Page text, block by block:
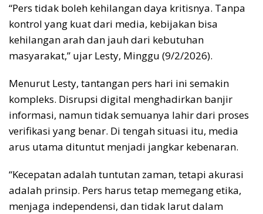
“Pers tidak boleh kehilangan daya kritisnya. Tanpa
kontrol yang kuat dari media, kebijakan bisa
kehilangan arah dan jauh dari kebutuhan
masyarakat,” ujar Lesty, Minggu (9/2/2026).
Menurut Lesty, tantangan pers hari ini semakin
kompleks. Disrupsi digital menghadirkan banjir
informasi, namun tidak semuanya lahir dari proses
verifikasi yang benar. Di tengah situasi itu, media
arus utama dituntut menjadi jangkar kebenaran.
“Kecepatan adalah tuntutan zaman, tetapi akurasi
adalah prinsip. Pers harus tetap memegang etika,
menjaga independensi, dan tidak larut dalam